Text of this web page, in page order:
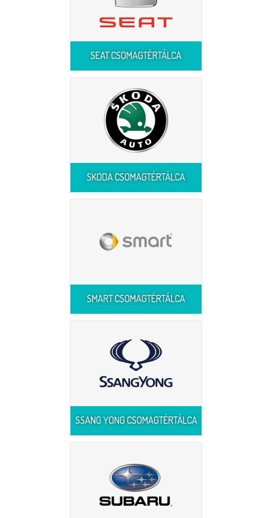
SEAT CSOMAGTÉRTÁLCA
SKODA CSOMAGTÉRTÁLCA
SMART CSOMAGTÉRTÁLCA
SSANG YONG CSOMAGTÉRTÁLCA